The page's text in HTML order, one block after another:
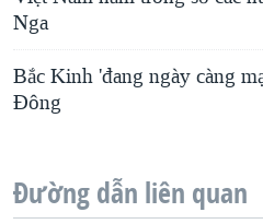
Nga
Bắc Kinh 'đang ngày càng
Đông
Đường dẫn liên quan